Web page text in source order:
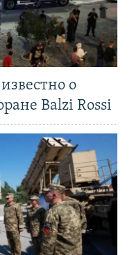
о
Balzi Rossi